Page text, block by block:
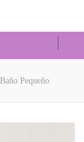
de
Pequeño